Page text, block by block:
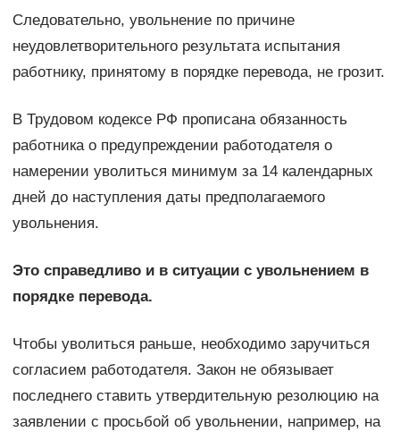
Следовательно, увольнение по причине
неудовлетворительного результата испытания
работнику, принятому в порядке перевода, не грозит.
В Трудовом кодексе РФ прописана обязанность
работника о предупреждении работодателя о
намерении уволиться минимум за 14 календарных
дней до наступления даты предполагаемого
увольнения.
Это справедливо и в ситуации с увольнением в
порядке перевода.
Чтобы уволиться раньше, необходимо заручиться
согласием работодателя. Закон не обязывает
последнего ставить утвердительную резолюцию на
заявлении с просьбой об увольнении, например, на